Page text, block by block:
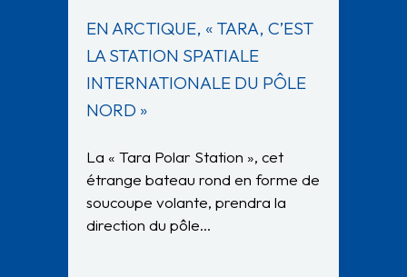
EN ARCTIQUE, « TARA, C’EST
LA STATION SPATIALE
INTERNATIONALE DU PÔLE
NORD »
La « Tara Polar Station », cet
étrange bateau rond en forme de
soucoupe volante, prendra la
direction du pôle…